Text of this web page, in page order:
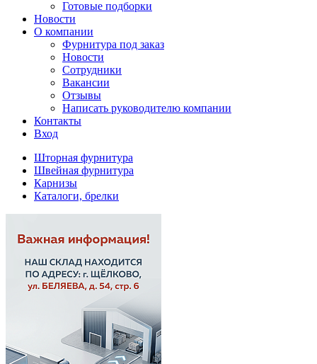
Готовые подборки
Новости
О компании
Фурнитура под заказ
Новости
Сотрудники
Вакансии
Отзывы
Написать руководителю компании
Контакты
Вход
Шторная фурнитура
Швейная фурнитура
Карнизы
Каталоги, брелки